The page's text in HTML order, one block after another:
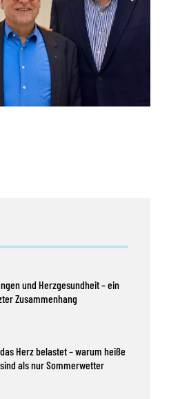
und Herzgesundheit – ein
Zusammenhang
Herz belastet – warum heiße
als nur Sommerwetter